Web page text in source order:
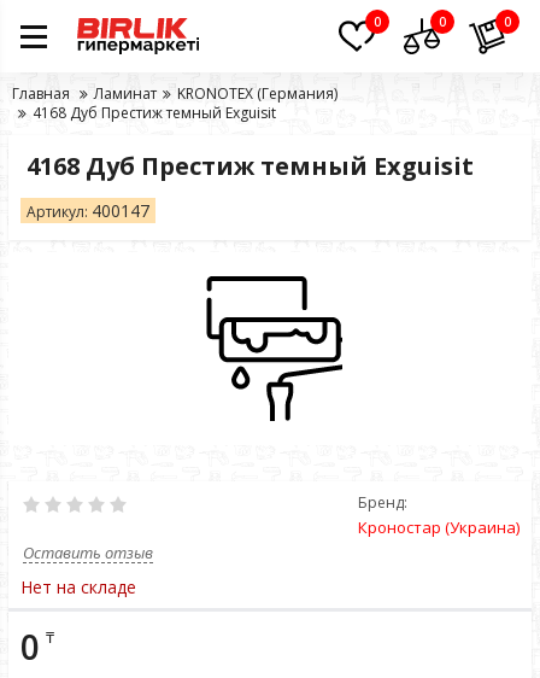
0 0 0
Главная Ламинат
KRONOTEX (Германия)
4168 Дуб Престиж темный Exguisit
4168 Дуб Престиж темный Exguisit
Артикул: 400147
Бренд:
Кроностар (Украина)
Оставить отзыв
Нет на складе
0 ₸